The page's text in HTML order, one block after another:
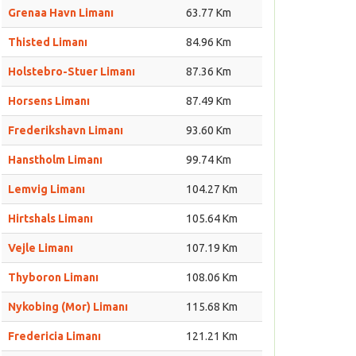
Grenaa Havn Limanı 63.77 Km
Thisted Limanı 84.96 Km
Holstebro-Stuer Limanı 87.36 Km
Horsens Limanı 87.49 Km
Frederikshavn Limanı 93.60 Km
Hanstholm Limanı 99.74 Km
Lemvig Limanı 104.27 Km
Hirtshals Limanı 105.64 Km
Vejle Limanı 107.19 Km
Thyboron Limanı 108.06 Km
Nykobing (Mor) Limanı 115.68 Km
Fredericia Limanı 121.21 Km